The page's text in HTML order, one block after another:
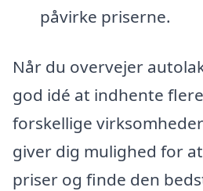
påvirke priserne.
Når du overvejer
god idé at indhente
forskellige
giver dig mulighed for
priser og finde den